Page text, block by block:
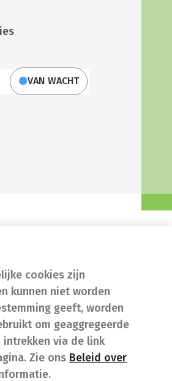
cookies zijn
kunnen niet worden
geeft, worden
om geaggregeerde
via de link
Zie ons Beleid over
VAN WACHT